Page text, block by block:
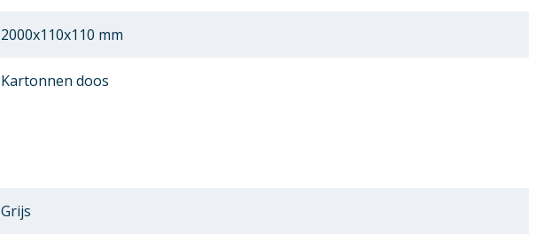
2000x110x110 mm
Kartonnen doos
Grijs